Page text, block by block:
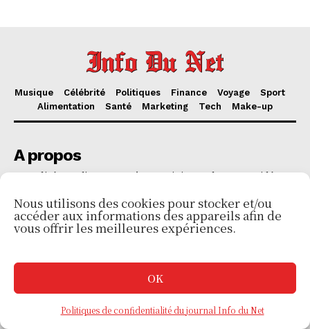
Nous utilisons des cookies pour stocker et/ou
accéder aux informations des appareils afin de
vous offrir les meilleures expériences.
OK
Politiques de confidentialité du journal Info du Net
Musique Célébrité Politiques Finance Voyage
Sport
Alimentation
Santé Marketing Tech Make-up
A propos
Actualités en direct, enquêtes, opinions, photos et vidéos
travers le monde entier.
Liens utils
S’abonner pour plus de contenus